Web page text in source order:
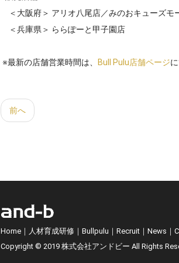
＜大阪府＞ アリオ八尾店／みのおキューズモ
＜兵庫県＞ ららぽーと甲子園店
※最新の店舗営業時間は、 Bull Pulu店舗ページ
前へ
Home ｜ 人材育成研修 ｜ Bullpulu ｜ Recruit ｜ News ｜
Copyright © 2019 株式会社アンドビー All Rights